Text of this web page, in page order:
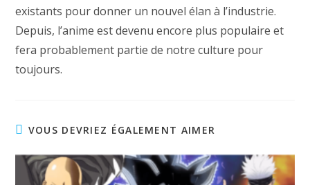
existants pour donner un nouvel élan à l’industrie.
Depuis, l’anime est devenu encore plus populaire et
fera probablement partie de notre culture pour
toujours.
VOUS DEVRIEZ ÉGALEMENT AIMER